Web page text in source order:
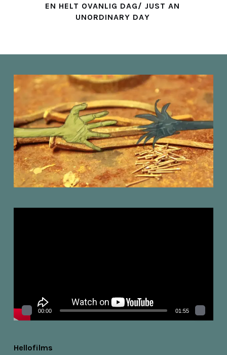
EN HELT OVANLIG DAG/ JUST AN
UNORDINARY DAY
00:00 01:55
Hellofilms